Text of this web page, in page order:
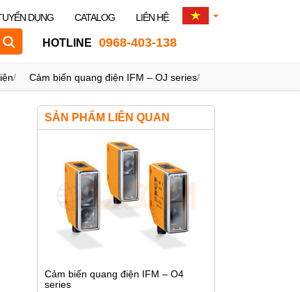
DỤNG CATALOG LIÊN HỆ
HOTLINE 0968-403-138
/ Cảm biến quang điện IFM – OJ series/
SẢN PHẨM LIÊN QUAN
Cảm biến quang điện IFM – O4
series